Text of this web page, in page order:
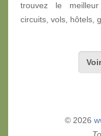
trouvez le
circuits, vols, hôtels,
© 2026